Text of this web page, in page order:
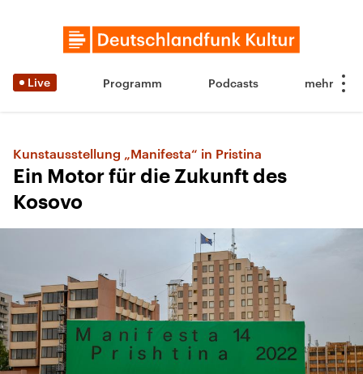
Live Programm Podcasts
Kunstausstellung „Manifesta“ in Pristina
Ein Motor für die Zukunft des
Kosovo